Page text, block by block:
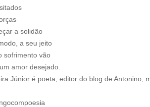
a solidão
a seu jeito
sofrimento vão
amor desejado.
Júnior é poeta, editor do blog de Antonino,